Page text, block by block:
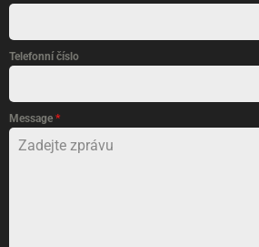
Telefonní číslo
Message *